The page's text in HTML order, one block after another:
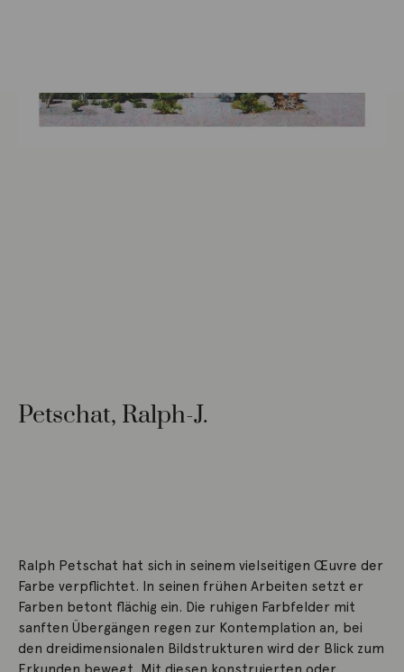
Petschat, Ralph-J.
Ralph Petschat hat sich in seinem vielseitigen Œuvre der
Farbe verpflichtet. In seinen frühen Arbeiten setzt er
Farben betont flächig ein. Die ruhigen Farbfelder mit
sanften Übergängen regen zur Kontemplation an, bei
den dreidimensionalen Bildstrukturen wird der Blick zum